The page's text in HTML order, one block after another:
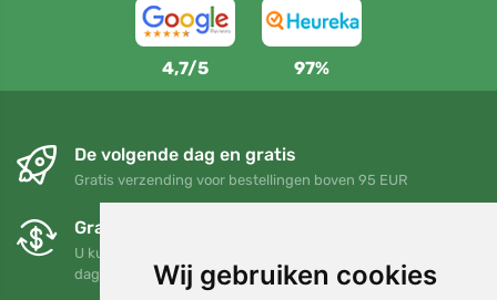
Wij gebruiken cookies
4,7/5 97%
De volgende dag en gratis
Gratis verzending voor bestellingen boven 95 EUR
Gratis ruilen en retourneren
U kunt uw bestelling op elk gewenst moment binnen 90
dagen retourneren of ruilen